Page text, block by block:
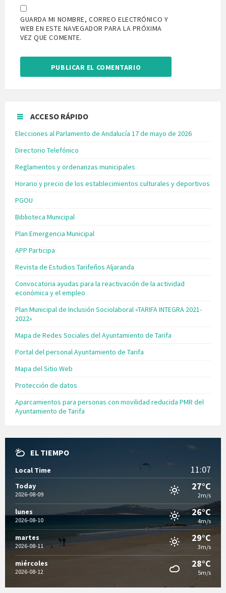
GUARDA MI NOMBRE, CORREO ELECTRÓNICO Y
WEB EN ESTE NAVEGADOR PARA LA PRÓXIMA
VEZ QUE COMENTE.
ACCESO RÁPIDO
Elecciones al Parlamento de Andalucía 17 de mayo de 2026
Directorio Telefónico
Reglamentos y ordenanzas municipales
Horario y precio de los establecimientos culturales y deportivos
PGOU
Biblioteca Municipal
Plan Emergencia Municipal
APP Participa
Revista de Estudios Tarifeños Aljaranda
Convocatoria ayudas para la reactivación de la actividad
económica y el empleo
Plan Municipal de Inclusión Sociolaboral «TARIFA INTEGRA 2021-
2022»
Mapa de Redes Sociales del Ayuntamiento de Tarifa
Portal del personal Ayuntamiento de Tarifa
Mapa del Sitio Web
Protección de datos
Aparcamientos para personas con movilidad reducida PMR del
Ayuntamiento de Tarifa
EL TIEMPO
Local Time 11:07
Today
2026-08-09
27°C
2m/s
lunes
2026-08-10
26°C
4m/s
martes
2026-08-11
29°C
3m/s
miércoles
2026-08-12
28°C
5m/s